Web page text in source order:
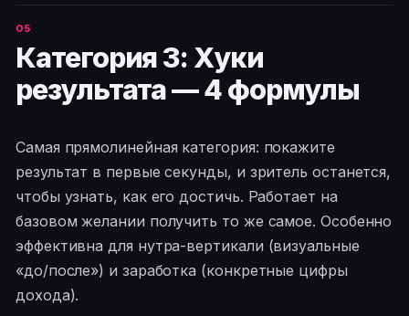
Категория 3: Хуки
результата — 4 формулы
Самая прямолинейная категория: покажите
результат в первые секунды, и зритель останется,
чтобы узнать, как его достичь. Работает на
базовом желании получить то же самое. Особенно
эффективна для нутра-вертикали (визуальные
«до/после») и заработка (конкретные цифры
дохода).